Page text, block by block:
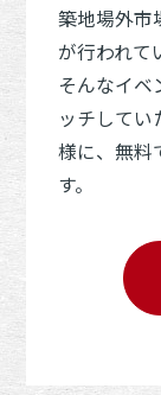
築地場外市
が行われて
そんなイベ
ッチして
様に、無料
す。